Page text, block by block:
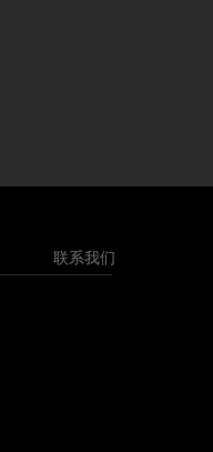
联系我们